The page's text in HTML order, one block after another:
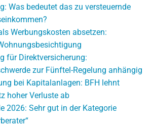
Was bedeutet das zu versteuernde
Werbungskosten absetzen:
für Direktversicherung:
zur Fünftel-Regelung anhängig
bei Kapitalanlagen: BFH lehnt
hoher Verluste ab
2026: Sehr gut in der Kategorie